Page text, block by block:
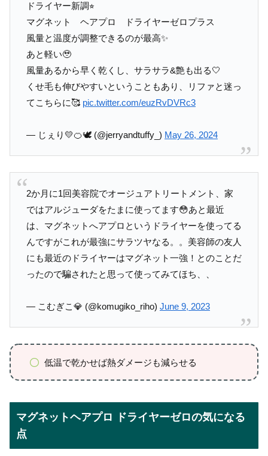
ドライヤー新調⭐︎
マグネット ヘアプロ ドライヤーゼロプラス
風量と温度が調整できるのが最高✨
あと軽い🥹
風量あるから早く乾くし、サラサラ&艶も出る🤍
くせ毛も伸びやすいということもあり、リファと迷っ
てこちらに🥰 pic.twitter.com/euzRvDVRc3
— じぇり💛🍊🕊 (@jerryandtuffy_) May 26, 2024
2か月に1回美容院でオージュアトリートメント、家
ではアルジューダをたまに使ってます😳あと最近
は、マグネットへアプロというドライヤーを使ってる
んですがこれが最強にサラツヤなる。。美容師の友人
にも最近のドライヤーはマグネット一強！とのことだ
ったので騙されたと思って使ってみてほち、、
— こむぎこ💎 (@komugiko_riho) June 9, 2023
低温で乾かせば熱ダメージも減らせる
マグネットヘアプロ ドライヤーゼロの気になる
点